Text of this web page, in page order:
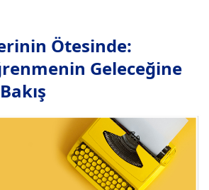
Ötesinde:
Geleceğine